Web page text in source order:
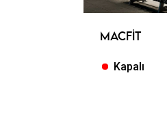
MACFIT
Kapalı